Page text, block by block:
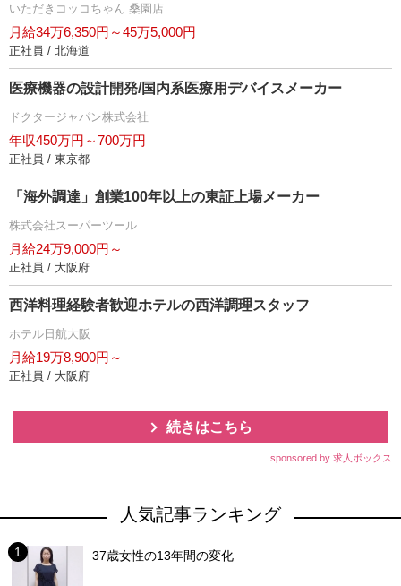
いただきコッコちゃん 桑園店
月給34万6,350円～45万5,000円
正社員 / 北海道
医療機器の設計開発/国内系医療用デバイスメーカー
ドクタージャパン株式会社
年収450万円～700万円
正社員 / 東京都
「海外調達」創業100年以上の東証上場メーカー
株式会社スーパーツール
月給24万9,000円～
正社員 / 大阪府
西洋料理経験者歓迎ホテルの西洋調理スタッフ
ホテル日航大阪
月給19万8,900円～
正社員 / 大阪府
続きはこちら
sponsored by 求人ボックス
人気記事ランキング
37歳女性の13年間の変化